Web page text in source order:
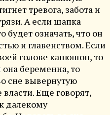
тревога, забота и
А если шапка
будет означать, что он
и главенством. Если
голове капюшон, то
беременна, то
сне вывернутую
Еще говорят,
далекому